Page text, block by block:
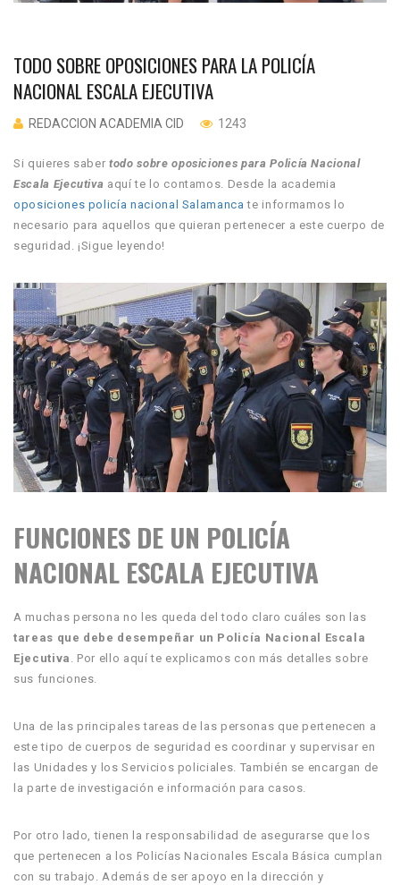
TODO SOBRE OPOSICIONES PARA LA POLICÍA
NACIONAL ESCALA EJECUTIVA
REDACCION ACADEMIA CID 1243
Si quieres sabertodo sobre oposiciones para Policía Nacional
Escala Ejecutiva aquí te lo contamos. Desde la academia
oposiciones policía nacional Salamanca te informamos lo
necesario para aquellos que quieran pertenecer a este cuerpo de
seguridad. ¡Sigue leyendo!
FUNCIONES DE UN POLICÍA
NACIONAL ESCALA EJECUTIVA
A muchas persona no les queda del todo claro cuáles son las
tareas que debe desempeñar un Policía Nacional Escala
Ejecutiva . Por ello aquí te explicamos con más detalles sobre
sus funciones.
Una de las principales tareas de las personas que pertenecen a
este tipo de cuerpos de seguridad es coordinar y supervisar en
las Unidades y los Servicios policiales. También se encargan de
la parte de investigación e información para casos.
Por otro lado, tienen la responsabilidad de asegurarse que los
que pertenecen a los Policías Nacionales Escala Básica cumplan
con su trabajo. Además de ser apoyo en la dirección y